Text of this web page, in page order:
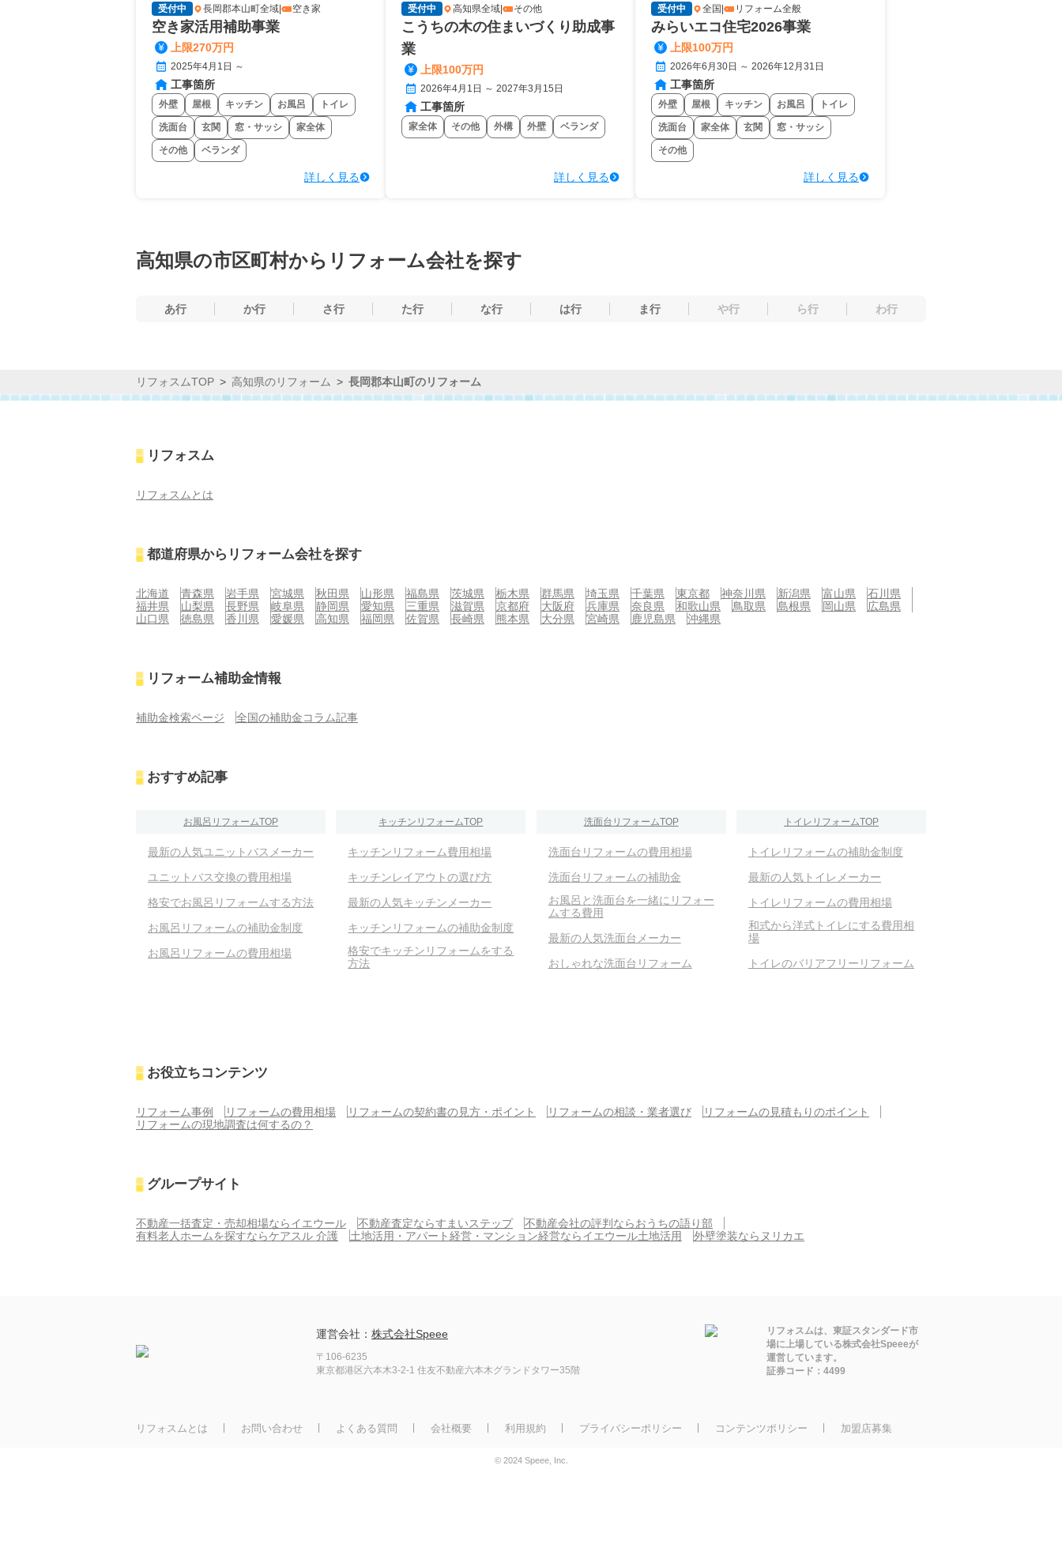
受付中 長岡郡本山町全域 空き家
空き家活用補助事業
上限270万円
2025年4月1日 ～
工事箇所
外壁 屋根 キッチン お風呂 トイレ
洗面台 玄関 窓・サッシ 家全体
その他 ベランダ
詳しく見る
受付中 高知県全域 その他
こうちの木の住まいづくり助成事
業
上限100万円
2026年4月1日 ～ 2027年3月15日
工事箇所
家全体 その他 外構 外壁 ベランダ
詳しく見る
受付中 全国 リフォーム全般
みらいエコ住宅2026事業
上限100万円
2026年6月30日 ～ 2026年12月31日
工事箇所
外壁 屋根 キッチン お風呂 トイレ
洗面台 家全体 玄関 窓・サッシ
その他
詳しく見る
高知県の市区町村からリフォーム会社を探す
あ行 か行 さ行 た行 な行 は行 ま行 や行 ら行 わ行
リフォスムTOP 高知県のリフォーム 長岡郡本山町のリフォーム
リフォスム
リフォスムとは
都道府県からリフォーム会社を探す
北海道 青森県 岩手県 宮城県 秋田県 山形県 福島県 茨城県 栃木県 群馬県 埼玉県 千葉県 東京都 神奈川県 新潟県 富山県
石川県
福井県
山梨県 長野県 岐阜県 静岡県 愛知県 三重県 滋賀県 京都府 大阪府 兵庫県 奈良県 和歌山県 鳥取県 島根県 岡山県
広島県
山口県
徳島県 香川県 愛媛県 高知県 福岡県 佐賀県 長崎県 熊本県 大分県 宮崎県 鹿児島県 沖縄県
リフォーム補助金情報
補助金検索ページ 全国の補助金コラム記事
おすすめ記事
キッチンリフォームTOP
キッチンリフォーム費用相場
キッチンレイアウトの選び方
最新の人気キッチンメーカー
キッチンリフォームの補助金制度
格安でキッチンリフォームをする
方法
お風呂リフォームTOP
最新の人気ユニットバスメーカー
ユニットバス交換の費用相場
格安でお風呂リフォームする方法
お風呂リフォームの補助金制度
お風呂リフォームの費用相場
トイレリフォームTOP
トイレリフォームの補助金制度
最新の人気トイレメーカー
トイレリフォームの費用相場
和式から洋式トイレにする費用相
場
トイレのバリアフリーリフォーム
洗面台リフォームTOP
洗面台リフォームの費用相場
洗面台リフォームの補助金
お風呂と洗面台を一緒にリフォー
ムする費用
最新の人気洗面台メーカー
おしゃれな洗面台リフォーム
お役立ちコンテンツ
リフォーム事例 リフォームの費用相場 リフォームの契約書の見方・ポイント リフォームの相談・業者選び
リフォームの見積もりのポイント
リフォームの現地調査は何するの？
グループサイト
不動産一括査定・売却相場ならイエウール 不動産査定ならすまいステップ
不動産会社の評判ならおうちの語り部
有料老人ホームを探すならケアスル 介護
土地活用・アパート経営・マンション経営ならイエウール土地活用 外壁塗装ならヌリカエ
運営会社： 株式会社Speee
〒106-6235
東京都港区六本木3-2-1 住友不動産六本木グランドタワー35階
リフォスムは、東証スタンダード市
場に上場している株式会社Speeeが
運営しています。
証券コード：4499
リフォスムとは お問い合わせ よくある質問 会社概要 利用規約 プライバシーポリシー コンテンツポリシー 加盟店募集
© 2024 Speee, Inc.